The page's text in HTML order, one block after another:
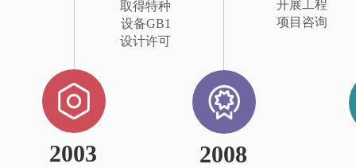
2003
取得特种
设备GB1
设计许可
2008
开展工程
项目咨询